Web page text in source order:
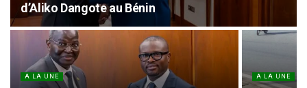
d’Aliko Dangote au Bénin
A LA UNE A LA UNE